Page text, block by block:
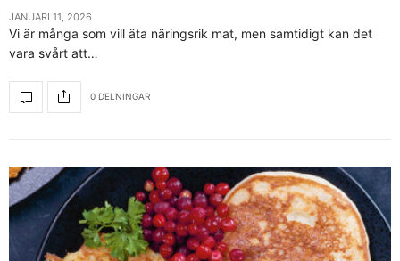
JANUARI 11, 2026
Vi är många som vill äta näringsrik mat, men samtidigt kan det
vara svårt att…
0 DELNINGAR